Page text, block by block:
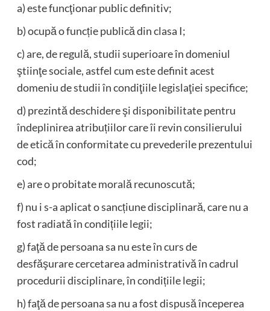
a) este funcţionar public definitiv;
b) ocupă o funcție publică din clasa I;
c) are, de regulă, studii superioare în domeniul
ştiinţe sociale, astfel cum este definit acest
domeniu de studii în condiţiile legislaţiei specifice;
d) prezintă deschidere şi disponibilitate pentru
îndeplinirea atribuțiilor care îi revin consilierului
de etică în conformitate cu prevederile prezentului
cod;
e) are o probitate morală recunoscută;
f) nu i s-a aplicat o sancțiune disciplinară, care nu a
fost radiată în condițiile legii;
g) faţă de persoana sa nu este în curs de
desfăşurare cercetarea administrativă în cadrul
procedurii disciplinare, în condițiile legii;
h) faţă de persoana sa nu a fost dispusă începerea